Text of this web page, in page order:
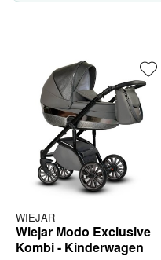
WIEJAR
Wiejar Modo Exclusive
Kombi - Kinderwagen